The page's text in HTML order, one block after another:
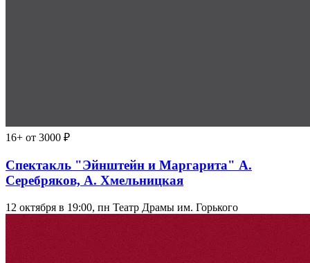
16+ от 3000 ₽
Спектакль "Эйнштейн и Маргарита" А.
Серебряков, А. Хмельницкая
12 октября в 19:00, пн Театр Драмы им. Горького